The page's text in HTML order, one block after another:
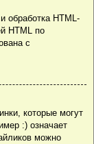
обработка HTML-
HTML по
с
которые могут
:) означает
можно